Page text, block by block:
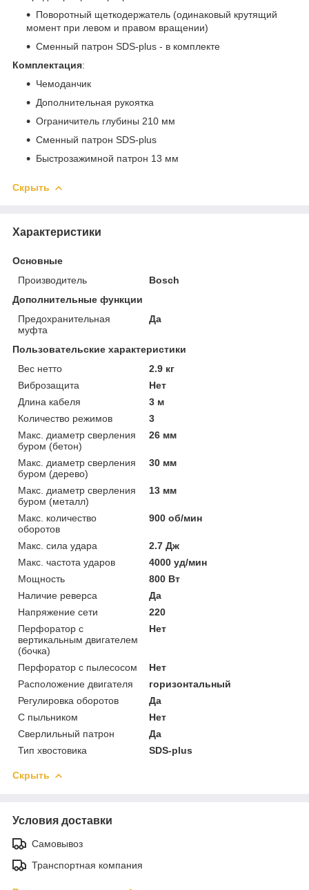
Поворотный щеткодержатель (одинаковый крутящий
момент при левом и правом вращении)
Сменный патрон SDS-plus - в комплекте
Комплектация:
Чемоданчик
Дополнительная рукоятка
Ограничитель глубины 210 мм
Сменный патрон SDS-plus
Быстрозажимной патрон 13 мм
Скрыть
Характеристики
Основные
Производитель
Bosch
Дополнительные функции
Предохранительная
муфта
Да
Пользовательские характеристики
Вес нетто
2.9 кг
Виброзащита
Нет
Длина кабеля
3 м
Количество режимов
3
Макс. диаметр сверления
буром (бетон)
26 мм
Макс. диаметр сверления
буром (дерево)
30 мм
Макс. диаметр сверления
буром (металл)
13 мм
Макс. количество
оборотов
900 об/мин
Макс. сила удара
2.7 Дж
Макс. частота ударов
4000 уд/мин
Мощность
800 Вт
Наличие реверса
Да
Напряжение сети
220
Перфоратор с
вертикальным двигателем
(бочка)
Нет
Перфоратор с пылесосом
Нет
Расположение двигателя
горизонтальный
Регулировка оборотов
Да
С пыльником
Нет
Сверлильный патрон
Да
Тип хвостовика
SDS-plus
Скрыть
Условия доставки
Самовывоз
Транспортная компания